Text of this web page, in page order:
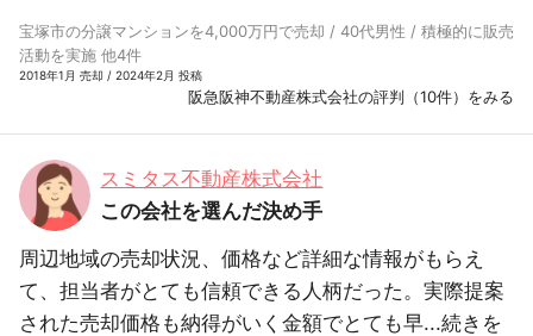
宝塚市の分譲マンションを4,000万円で売却 / 40代男性 / 積極的に販売
活動を実施 他4件
2018年1月 売却 / 2024年2月 投稿
阪急阪神不動産株式会社の評判（10件）をみる
スミタス不動産株式会社
この会社を選んだ決め手
周辺地域の売却状況、価格など詳細な情報がもらえ
て、担当者がとても信頼できる人柄だった。実際提案
された売却価格も納得がいく金額でとても早...続きを